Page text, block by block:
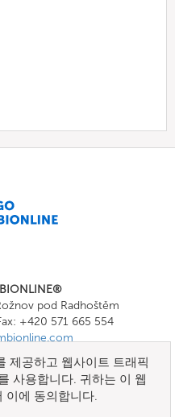
pod Radhoštěm
+420 571 665 554
제공하고 웹사이트 트래픽
사용합니다. 귀하는 이 웹
이에 동의합니다.